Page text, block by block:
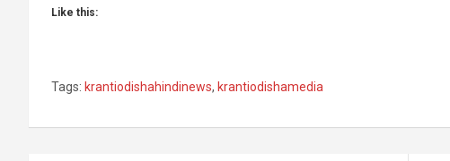
Like this:
Tags: krantiodishahindinews, krantiodishamedia